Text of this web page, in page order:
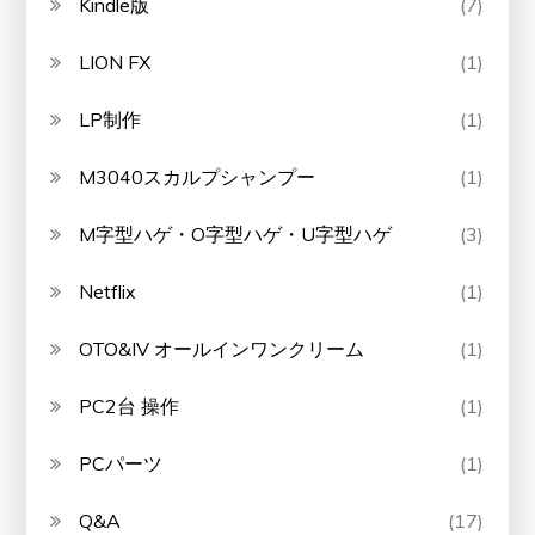
Kindle版 (7)
LION FX (1)
LP制作 (1)
M3040スカルプシャンプー (1)
M字型ハゲ・O字型ハゲ・U字型ハゲ (3)
Netflix (1)
OTO&IV オールインワンクリーム (1)
PC2台 操作 (1)
PCパーツ (1)
Q&A (17)